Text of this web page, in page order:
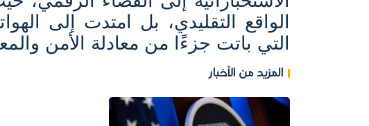
الواقع التقليدي، بل امتدت إلى
التي باتت جزءًا من معادلة الأمن
المزيد من الأخبار